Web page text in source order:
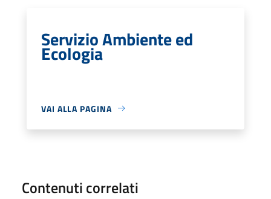
Servizio Ambiente ed
Ecologia
VAI ALLA PAGINA
Contenuti correlati